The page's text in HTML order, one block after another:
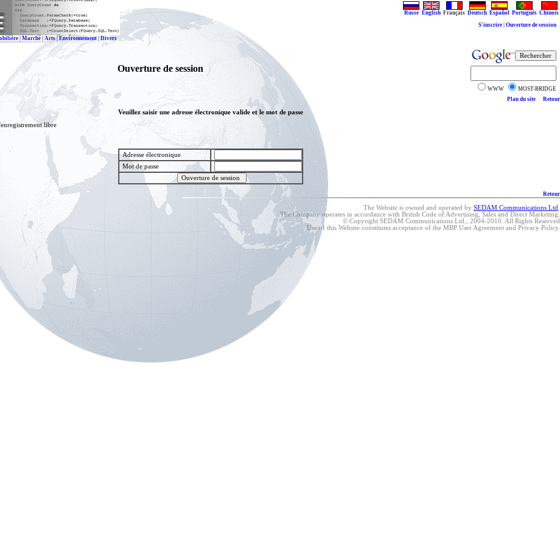
Russe English Français Deutsch Español Português Chinois
S'inscrire Ouverture de session
Marché Arts|Environnement Divers
Ouverture de session
WWW
MOST-BRIDGE
Plan du site
Retour
Veuillez saisir une adresse électronique valide et le mot de passe
libre
Adresse électronique
Mot de passe
Retour
The Website is owned and operated by SEDAM Communications Ltd.
The Company operates in accordance with British Code of Advertising, Sales and Direct Marketing.
© Copyright SEDAM Communications Ltd., 2004-2010. All Rights Reserved
Use of this Website constitutes acceptance of the MBP User Agreement and Privacy Policy.